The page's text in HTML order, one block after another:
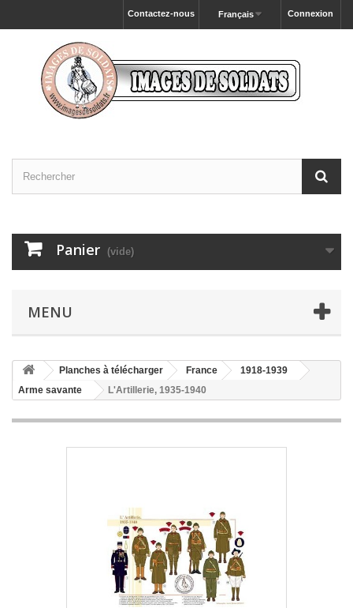
Connexion
Français
Contactez-nous
Panier (vide)
MENU
Planches à télécharger France
1918-1939
Arme savante
L'Artillerie, 1935-1940